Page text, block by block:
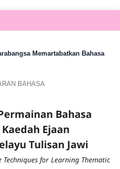
Memartabatkan Bahasa
BAHASA
Bahasa
Ejaan
Tulisan Jawi
for Learning Thematic